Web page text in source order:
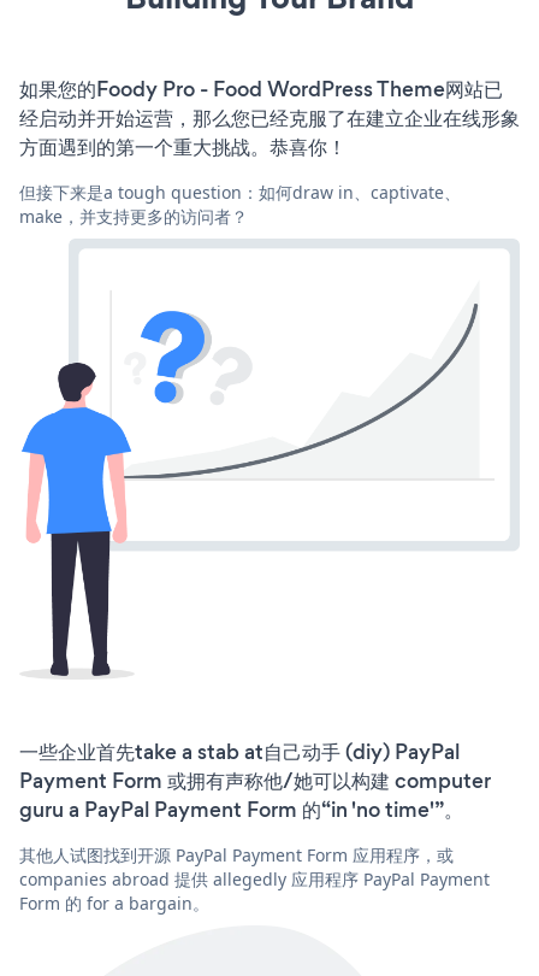
如果您的Foody Pro - Food WordPress Theme网站已
经启动并开始运营，那么您已经克服了在建立企业在线形象
方面遇到的第一个重大挑战。恭喜你！
但接下来是a tough question：如何draw in、captivate、
make，并支持更多的访问者？
一些企业首先take a stab at自己动手 (diy) PayPal
Payment Form 或拥有声称他/她可以构建 computer
guru a PayPal Payment Form 的“in 'no time'”。
其他人试图找到开源 PayPal Payment Form 应用程序，或
companies abroad 提供 allegedly 应用程序 PayPal Payment
Form 的 for a bargain。